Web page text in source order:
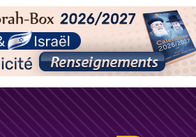
Box Music
sur WhatsApp
sur WhatsApp
sur WhatsApp
Box Music
don pour Tsédaka : pauvres d'Israel